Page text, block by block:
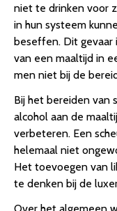
niet te drinken voor
in hun systeem
beseffen. Dit gevaar
van een maaltijd in
men niet bij de
Bij het bereiden van
alcohol aan de
verbeteren. Een
helemaal niet
Het toevoegen van
te denken bij de